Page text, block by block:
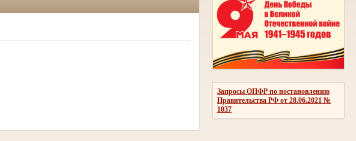
Запросы ОПФР по постановлению
Правительства РФ от 28.06.2021 №
1037